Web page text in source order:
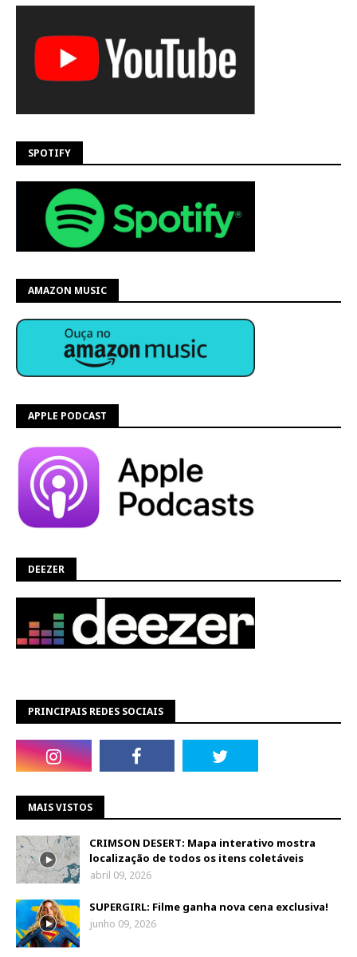
SPOTIFY
AMAZON MUSIC
APPLE PODCAST
DEEZER
PRINCIPAIS REDES SOCIAIS
MAIS VISTOS
CRIMSON DESERT: Mapa interativo mostra
localização de todos os itens coletáveis
abril 09, 2026
SUPERGIRL: Filme ganha nova cena exclusiva!
junho 09, 2026